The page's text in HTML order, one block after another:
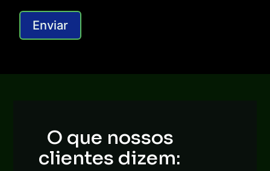
Enviar
O que nossos
clientes dizem: